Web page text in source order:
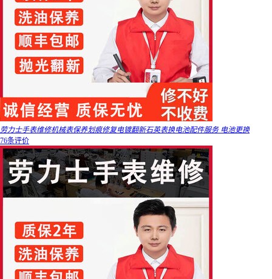
劳力士手表维修机械表保养划痕修复电镀翻新石英表换电池配件服务 电池更换
76条评价